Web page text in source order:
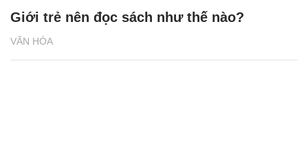
VĂN HÓA
Giới trẻ nên đọc sách như thế nào?